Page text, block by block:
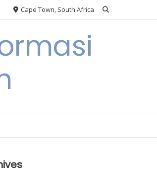
Cape Town, South Africa